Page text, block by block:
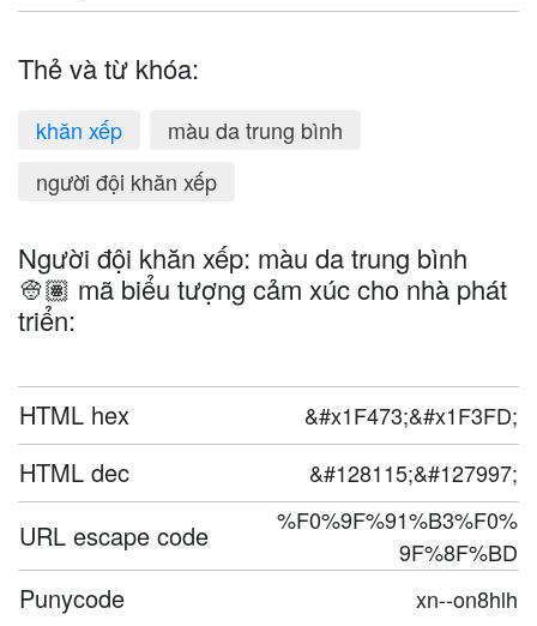
Thẻ và từ khóa:
khăn xếp
màu da trung bình
người đội khăn xếp
Người đội khăn xếp: màu da trung bình
👳🏽 mã biểu tượng cảm xúc cho nhà phát
triển:
HTML hex &#x1F473;&#x1F3FD;
HTML dec &#128115;&#127997;
URL escape code
%F0%9F%91%B3%F0%
9F%8F%BD
Punycode xn--on8hlh